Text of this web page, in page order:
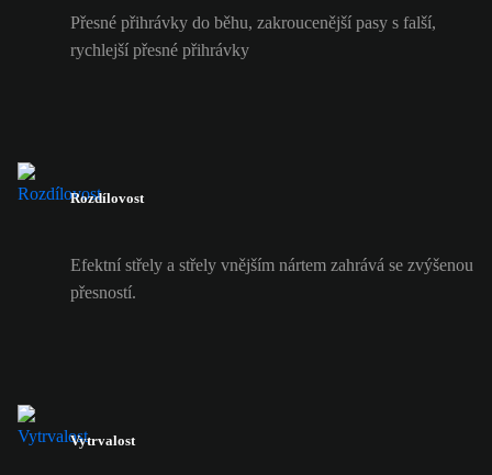
Přesné přihrávky do běhu, zakroucenější pasy s falší,
rychlejší přesné přihrávky
Rozdílovost
Efektní střely a střely vnějším nártem zahrává se zvýšenou
přesností.
Vytrvalost